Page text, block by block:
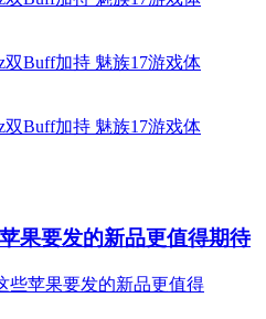
果要发的新品更值得期待